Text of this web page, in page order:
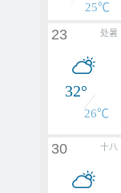
25℃
处暑
23
32°
26℃
十八
30